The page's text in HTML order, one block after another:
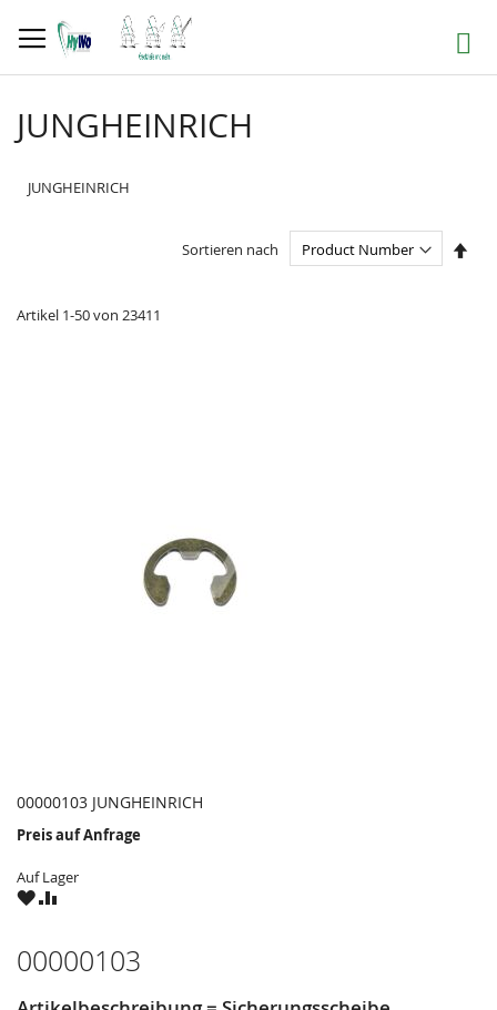
zum
Inhalt
Suche
JUNGHEINRICH
JUNGHEINRICH
Artikel 1-50von 23411
Sortieren nach
00000103 JUNGHEINRICH
Preis auf Anfrage
Auf Lager
ZUZU
00000103